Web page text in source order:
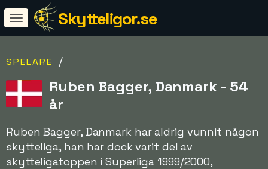
Skytteligor.se
SPELARE /
Ruben Bagger, Danmark - 54
år
Ruben Bagger, Danmark har aldrig vunnit någon
skytteliga, han har dock varit del av
skytteligatoppen i Superliga 1999/2000,